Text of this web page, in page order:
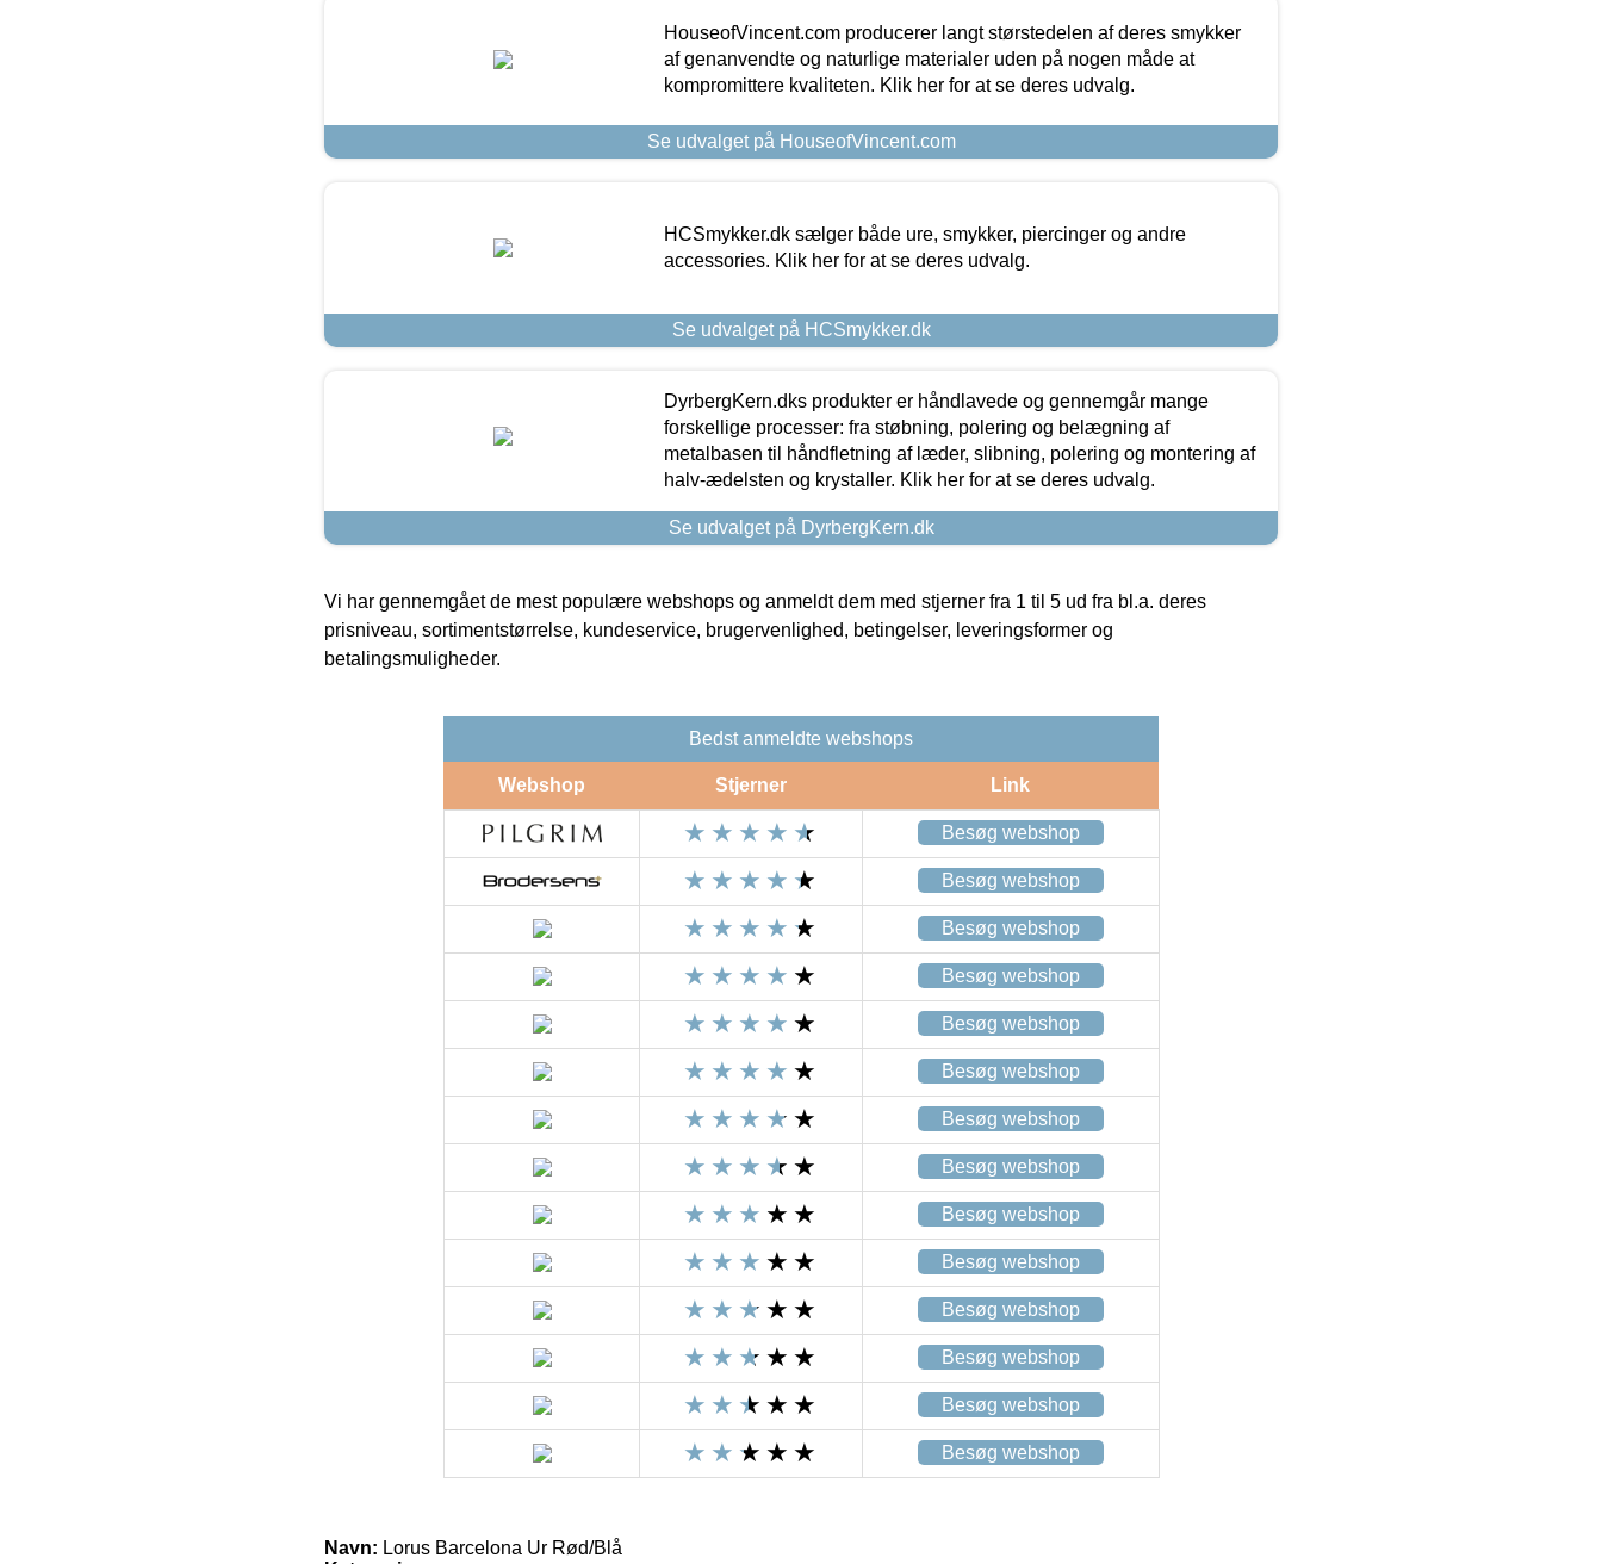
HouseofVincent.com producerer langt størstedelen af deres smykker
af genanvendte og naturlige materialer uden på nogen måde at
kompromittere kvaliteten. Klik her for at se deres udvalg.
Se udvalget på HouseofVincent.com
HCSmykker.dk sælger både ure, smykker, piercinger og andre
accessories. Klik her for at se deres udvalg.
Se udvalget på HCSmykker.dk
DyrbergKern.dks produkter er håndlavede og gennemgår mange
forskellige processer: fra støbning, polering og belægning af
metalbasen til håndfletning af læder, slibning, polering og montering af
halv-ædelsten og krystaller. Klik her for at se deres udvalg.
Se udvalget på DyrbergKern.dk
Vi har gennemgået de mest populære webshops og anmeldt dem med stjerner fra 1 til 5 ud fra bl.a. deres
prisniveau, sortimentstørrelse, kundeservice, brugervenlighed, betingelser, leveringsformer og
betalingsmuligheder.
Bedst anmeldte webshops
Webshop Stjerner Link
Besøg webshop
Besøg webshop
Besøg webshop
Besøg webshop
Besøg webshop
Besøg webshop
Besøg webshop
Besøg webshop
Besøg webshop
Besøg webshop
Besøg webshop
Besøg webshop
Besøg webshop
Besøg webshop
Navn: Lorus Barcelona Ur Rød/Blå